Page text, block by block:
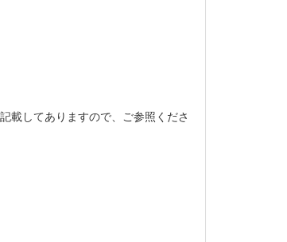
載してありますので、ご参照くださ